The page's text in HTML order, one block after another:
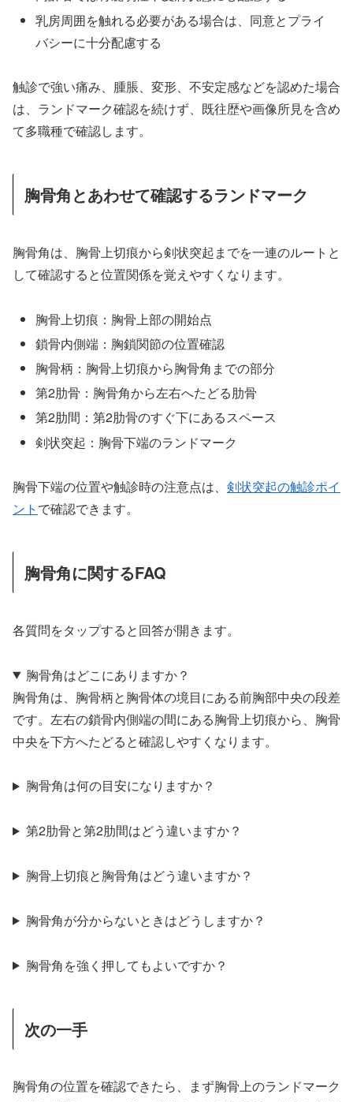
乳房周囲を触れる必要がある場合は、同意とプライ
バシーに十分配慮する
触診で強い痛み、腫脹、変形、不安定感などを認めた場合
は、ランドマーク確認を続けず、既往歴や画像所見を含め
て多職種で確認します。
胸骨角とあわせて確認するランドマーク
胸骨角は、胸骨上切痕から剣状突起までを一連のルートと
して確認すると位置関係を覚えやすくなります。
胸骨上切痕：胸骨上部の開始点
鎖骨内側端：胸鎖関節の位置確認
胸骨柄：胸骨上切痕から胸骨角までの部分
第2肋骨：胸骨角から左右へたどる肋骨
第2肋間：第2肋骨のすぐ下にあるスペース
剣状突起：胸骨下端のランドマーク
胸骨下端の位置や触診時の注意点は、 剣状突起の触診ポイ
ント で確認できます。
胸骨角に関するFAQ
各質問をタップすると回答が開きます。
胸骨角はどこにありますか？
胸骨角は、胸骨柄と胸骨体の境目にある前胸部中央の段差
です。左右の鎖骨内側端の間にある胸骨上切痕から、胸骨
中央を下方へたどると確認しやすくなります。
胸骨角は何の目安になりますか？
第2肋骨と第2肋間はどう違いますか？
胸骨上切痕と胸骨角はどう違いますか？
胸骨角が分からないときはどうしますか？
胸骨角を強く押してもよいですか？
次の一手
胸骨角の位置を確認できたら、まず胸骨上のランドマーク